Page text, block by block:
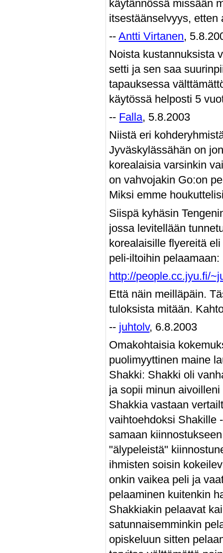
käytännössä missään
itsestäänselvyys, etten
--Antti Virtanen,
Noista kustannuksista
setti ja sen saa
tapauksessa
käytössä helposti 5
-- Falla, 5.8.2003
Niistä eri
Jyväskylässähän on
korealaisia varsinkin
on vahvojakin Go:on
Miksi emme
Siispä kyhäsin
jossa levitellään
korealaisille flyereitä
peli-iltoihin pelaamaan:
http://people.cc.jyu.fi/
Että näin meilläpäin.
tuloksista mitään.
-- juhtolv, 6.8.2003
Omakohtaisia
puolimyyttinen maine
Shakki: Shakki oli
ja sopii minun
Shakkia vastaan
vaihtoehdoksi Shakille
samaan
"älypeleistä"
ihmisten soisin
onkin vaikea peli ja
pelaaminen kuitenkin
Shakkiakin pelaavat
satunnaisemminkin
opiskeluun sitten